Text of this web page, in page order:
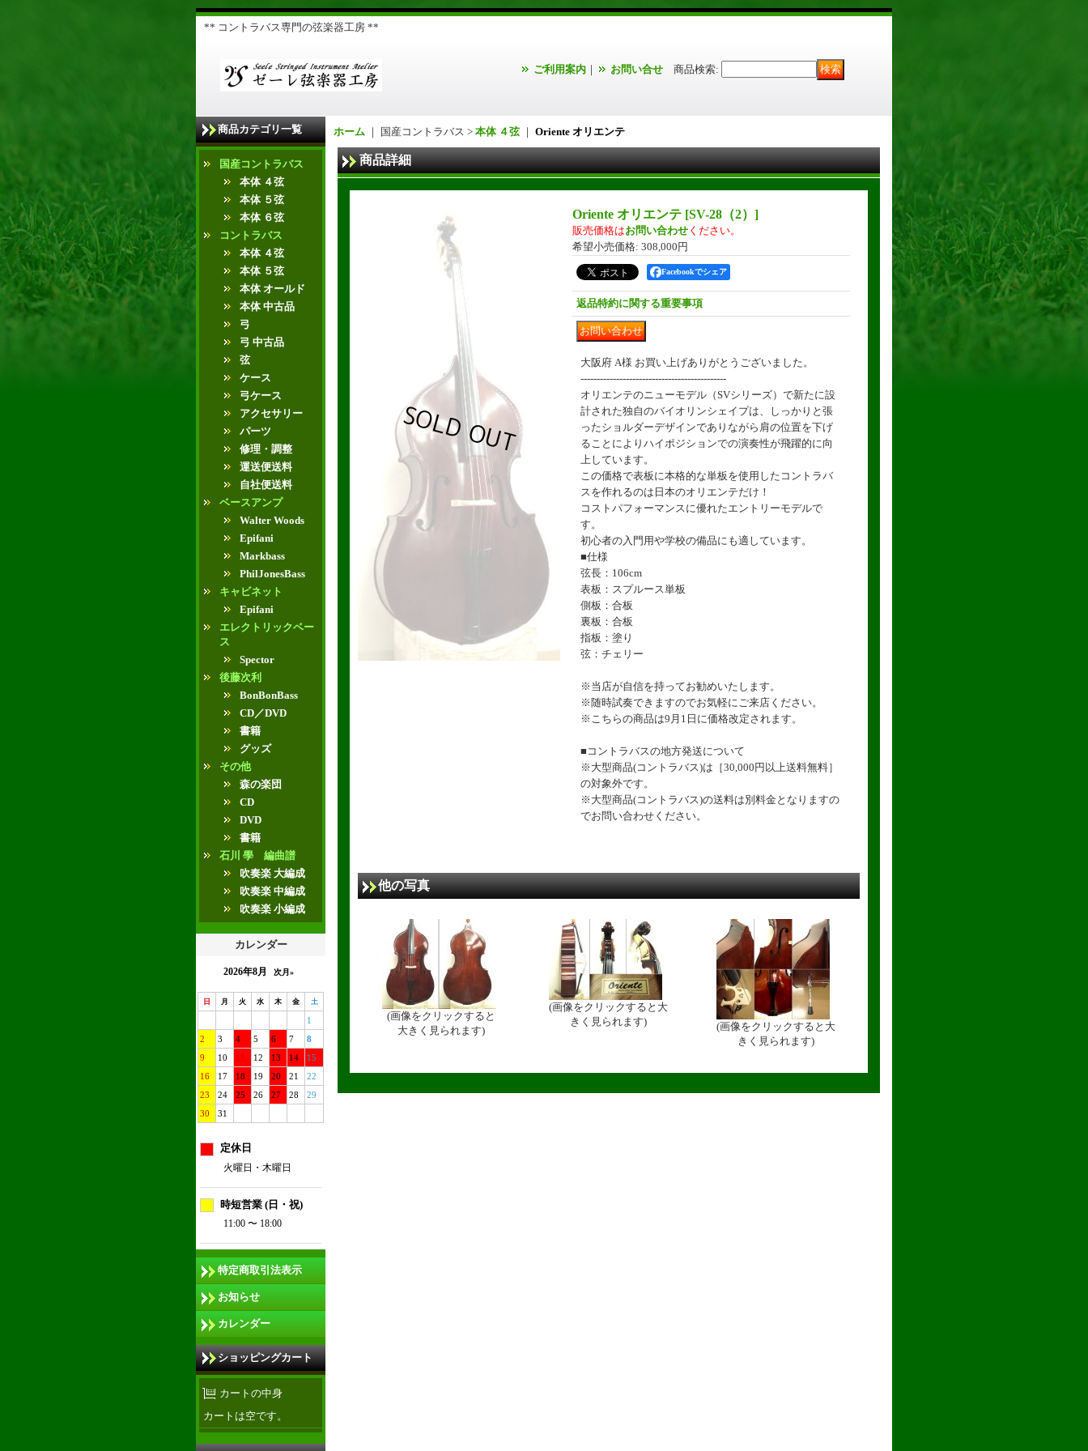
** コントラバス専門の弦楽器工房 **
ご利用案内 ｜ お問い合せ 商品検索:
商品カテゴリ一覧
国産コントラバス
本体 ４弦
本体 ５弦
本体 ６弦
コントラバス
本体 ４弦
本体 ５弦
本体 オールド
本体 中古品
弓
弓 中古品
弦
ケース
弓ケース
アクセサリー
パーツ
修理・調整
運送便送料
自社便送料
ベースアンプ
Walter Woods
Epifani
Markbass
PhilJonesBass
キャビネット
Epifani
エレクトリックベー
ス
Spector
後藤次利
BonBonBass
CD／DVD
書籍
グッズ
その他
森の楽団
CD
DVD
書籍
石川 學 編曲譜
吹奏楽 大編成
吹奏楽 中編成
吹奏楽 小編成
カレンダー
2026年8月 次月»
日 月 火 水 木 金 土
1
2
3 4 5 6 7
8
9
10 11 12 13 14
15
16
17 18 19 20 21
22
23
24 25 26 27 28
29
30
31
定休日
火曜日・木曜日
時短営業 (日・祝)
11:00 〜 18:00
特定商取引法表示
お知らせ
カレンダー
ショッピングカート
カートの中身
カートは空です。
ホーム ｜ 国産コントラバス > 本体 ４弦｜ Oriente オリエンテ
商品詳細
Oriente オリエンテ [SV-28（2） ]
販売価格はお問い合わせ ください。
希望小売価格: 308,000円
Facebookでシェア
返品特約に関する重要事項
大阪府 A様 お買い上げありがとうございました。
---------------------------------------------
オリエンテのニューモデル（SVシリーズ）で新たに設
計された独自のバイオリンシェイプは、しっかりと張
ったショルダーデザインでありながら肩の位置を下げ
ることによりハイポジションでの演奏性が飛躍的に向
上しています。
この価格で表板に本格的な単板を使用したコントラバ
スを作れるのは日本のオリエンテだけ！
コストパフォーマンスに優れたエントリーモデルで
す。
初心者の入門用や学校の備品にも適しています。
■仕様
弦長：106cm
表板：スプルース単板
側板：合板
裏板：合板
指板：塗り
弦：チェリー
※当店が自信を持ってお勧めいたします。
※随時試奏できますのでお気軽にご来店ください。
※こちらの商品は9月1日に価格改定されます。
■コントラバスの地方発送について
※大型商品(コントラバス)は［30,000円以上送料無料］
の対象外です。
※大型商品(コントラバス)の送料は別料金となりますの
でお問い合わせください。
他の写真
(画像をクリックすると
大きく見られます)
(画像をクリックすると大
きく見られます)
(画像をクリックすると大
きく見られます)